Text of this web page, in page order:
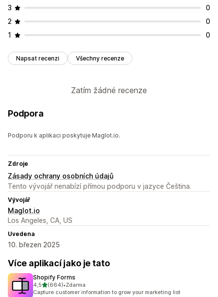
Správa automaticky otevíraných oken
Nástroj Editor Šablony Vlastní kód Vlastní písma Překlad
Lokalizace
Seznam pro shromažďování souhlasu s doručováním e-
mailů
Analytika
3
0
2
0
1
0
Napsat recenzi Všechny recenze
Zatím žádné recenze
Podpora
Podporu k aplikaci poskytuje Maglot.io.
Zdroje
Zásady ochrany osobních údajů
Tento vývojář nenabízí přímou podporu v jazyce Čeština.
Vývojář
Maglot.io
Los Angeles, CA, US
Uvedena
10. březen 2025
Více aplikací jako je tato
Shopify Forms
4,5z 5 hvězd
(664)
Celkový počet recenzí: 664
•Zdarma
Capture customer information to grow your marketing list